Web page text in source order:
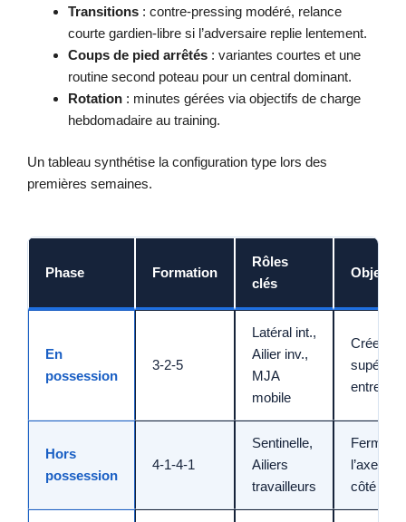
Transitions : contre-pressing modéré, relance
courte gardien-libre si l’adversaire replie lentement.
Coups de pied arrêtés : variantes courtes et une
routine second poteau pour un central dominant.
Rotation : minutes gérées via objectifs de charge
hebdomadaire au training.
Un tableau synthétise la configuration type lors des
premières semaines.
Phase Formation
Rôles
clés
Objectif
En
possession
3-2-5
Latéral int.,
Ailier inv.,
MJA
mobile
Créer
entre-
Hors
possession
4-1-4-1
Sentinelle,
Ailiers
travailleurs
Fermer
l’axe,
côté